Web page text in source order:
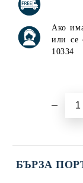
Ако
или се
10334
БЪРЗА